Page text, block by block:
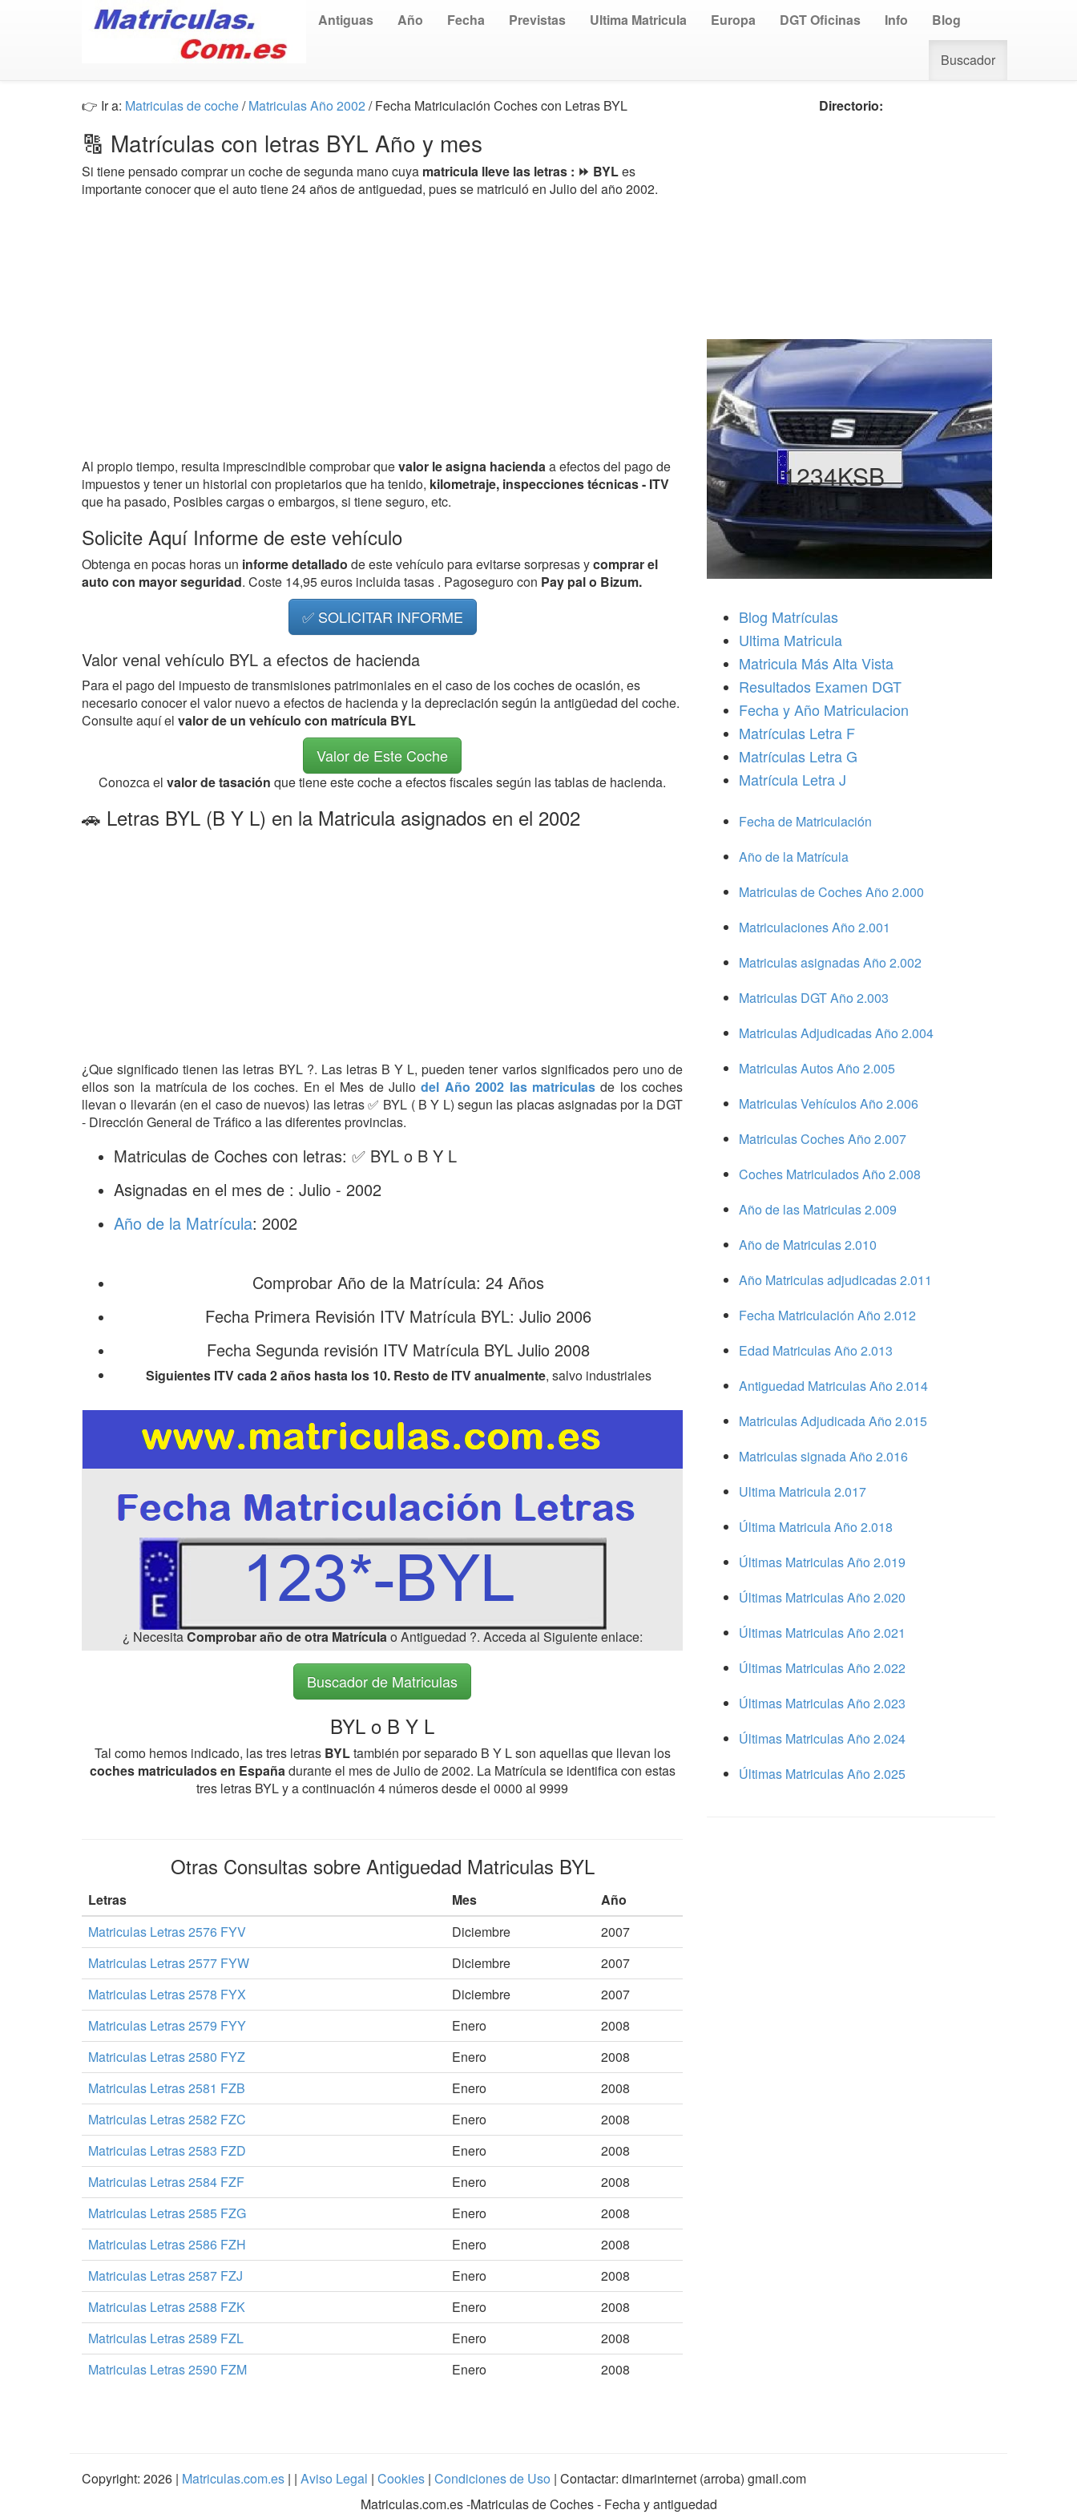
Antiguas Año Fecha Previstas Ultima Matricula Europa DGT Oficinas Info Blog
Buscador
👉 Ir a: Matriculas de coche/Matriculas Año 2002 / Fecha Matriculación Coches con Letras BYL
🔠 Matrículas con letras BYL Año y mes
Si tiene pensado comprar un coche de segunda mano cuya matricula lleve las letras : ⏩ BYLes
importante conocer que el auto tiene 24 años de antiguedad, pues se matriculó en Julio del año 2002.
Al propio tiempo, resulta imprescindible comprobar quevalor le asigna haciendaa efectos del pago de
impuestos y tener un historial con propietarios que ha tenido, kilometraje, inspecciones técnicas - ITV
que ha pasado, Posibles cargas o embargos, si tiene seguro, etc.
Solicite Aquí Informe de este vehículo
Obtenga en pocas horas un informe detallado de este vehículo para evitarse sorpresas ycomprar el
auto con mayor seguridad. Coste 14,95 euros incluida tasas . Pagoseguro con Pay pal o Bizum.
✅ SOLICITAR INFORME
Valor venal vehículo BYL a efectos de hacienda
Para el pago del impuesto de transmisiones patrimoniales en el caso de los coches de ocasión, es
necesario conocer el valor nuevo a efectos de hacienda y la depreciación según la antigüedad del coche.
Consulte aquí el valor de un vehículo con matrícula BYL
Valor de Este Coche
Conozca el valor de tasación que tiene este coche a efectos fiscales según las tablas de hacienda.
🚗 Letras BYL (B Y L) en la Matricula asignados en el 2002
¿Que significado tienen las letras BYL ?. Las letras B Y L, pueden tener varios significados pero uno de
ellos son la matrícula de los coches. En el Mes de Juliodel Año 2002 las matriculasde los coches
llevan o llevarán (en el caso de nuevos) las letras ✅ BYL ( B Y L) segun las placas asignadas por la DGT
- Dirección General de Tráfico a las diferentes provincias.
Matriculas de Coches con letras: ✅ BYL o B Y L
Asignadas en el mes de : Julio - 2002
Año de la Matrícula: 2002
Comprobar Año de la Matrícula: 24 Años
Fecha Primera Revisión ITV Matrícula BYL: Julio 2006
Fecha Segunda revisión ITV Matrícula BYL Julio 2008
Siguientes ITV cada 2 años hasta los 10. Resto de ITV anualmente, salvo industriales
¿ NecesitaComprobar año de otra Matrículao Antiguedad ?. Acceda al Siguiente enlace:
Buscador de Matriculas
BYL o B Y L
Tal como hemos indicado, las tres letras BYLtambién por separado B Y L son aquellas que llevan los
coches matriculados en Españadurante el mes de Julio de 2002. La Matrícula se identifica con estas
tres letras BYL y a continuación 4 números desde el 0000 al 9999
Otras Consultas sobre Antiguedad Matriculas BYL
Letras Mes
Año
Matriculas Letras 2576 FYV
Diciembre
2007
Matriculas Letras 2577 FYW
Diciembre
2007
Matriculas Letras 2578 FYX
Diciembre
2007
Matriculas Letras 2579 FYY
Enero
2008
Matriculas Letras 2580 FYZ
Enero
2008
Matriculas Letras 2581 FZB
Enero
2008
Matriculas Letras 2582 FZC
Enero
2008
Matriculas Letras 2583 FZD
Enero
2008
Matriculas Letras 2584 FZF
Enero
2008
Matriculas Letras 2585 FZG
Enero
2008
Matriculas Letras 2586 FZH
Enero
2008
Matriculas Letras 2587 FZJ
Enero
2008
Matriculas Letras 2588 FZK
Enero
2008
Matriculas Letras 2589 FZL
Enero
2008
Matriculas Letras 2590 FZM
Enero 2008
Directorio:
1234KSB
Blog Matrículas
Ultima Matricula
Matricula Más Alta Vista
Resultados Examen DGT
Fecha y Año Matriculacion
Matrículas Letra F
Matrículas Letra G
Matrícula Letra J
Fecha de Matriculación
Año de la Matrícula
Matriculas de Coches Año 2.000
Matriculaciones Año 2.001
Matriculas asignadas Año 2.002
Matriculas DGT Año 2.003
Matriculas Adjudicadas Año 2.004
Matriculas Autos Año 2.005
Matriculas Vehículos Año 2.006
Matriculas Coches Año 2.007
Coches Matriculados Año 2.008
Año de las Matriculas 2.009
Año de Matriculas 2.010
Año Matriculas adjudicadas 2.011
Fecha Matriculación Año 2.012
Edad Matriculas Año 2.013
Antiguedad Matriculas Año 2.014
Matriculas Adjudicada Año 2.015
Matriculas signada Año 2.016
Ultima Matricula 2.017
Última Matricula Año 2.018
Últimas Matriculas Año 2.019
Últimas Matriculas Año 2.020
Últimas Matriculas Año 2.021
Últimas Matriculas Año 2.022
Últimas Matriculas Año 2.023
Últimas Matriculas Año 2.024
Últimas Matriculas Año 2.025
Copyright: 2026 | Matriculas.com.es | | Aviso Legal | Cookies | Condiciones de Uso | Contactar: dimarinternet (arroba) gmail.com
Matriculas.com.es-Matriculas de Coches - Fecha y antiguedad